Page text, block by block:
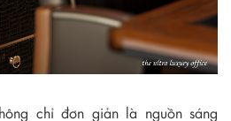
chỉ đơn giản là nguồn sáng